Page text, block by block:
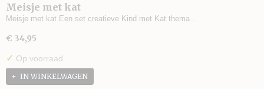
Meisje met kat
Meisje met kat Een set creatieve Kind met Kat thema…
€ 34,95
✓ Op voorraad
IN WINKELWAGEN